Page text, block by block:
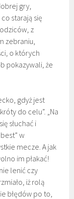
gry,
starają się
z
zebraniu,
o których
pokazywali, że
gdyż jest
do celu”. „Na
słuchać i
w
mecze. A jak
im płakać!
lenić czy
iż rolą
błędów po to,